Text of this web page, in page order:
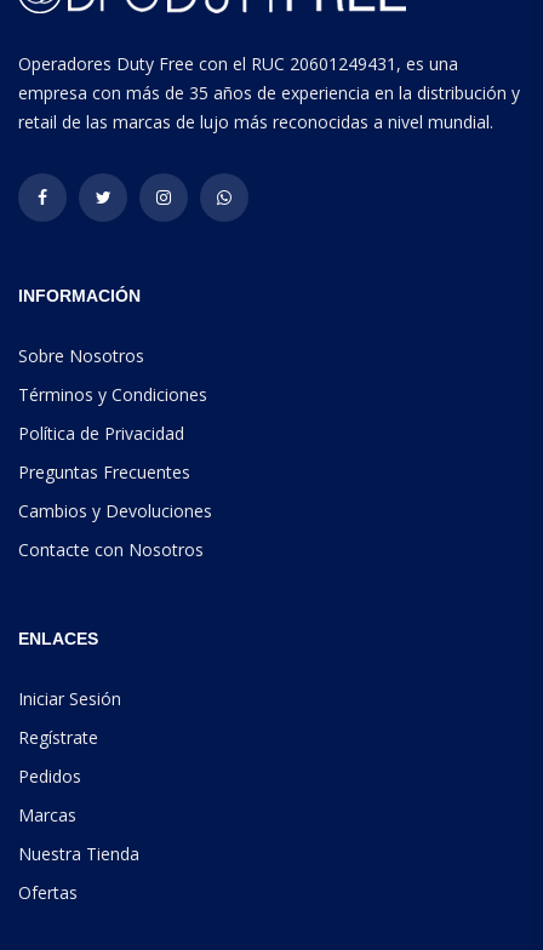
Operadores Duty Free con el RUC 20601249431, es una
empresa con más de 35 años de experiencia en la distribución y
retail de las marcas de lujo más reconocidas a nivel mundial.
INFORMACIÓN
Sobre Nosotros
Términos y Condiciones
Política de Privacidad
Preguntas Frecuentes
Cambios y Devoluciones
Contacte con Nosotros
ENLACES
Iniciar Sesión
Regístrate
Pedidos
Marcas
Nuestra Tienda
Ofertas